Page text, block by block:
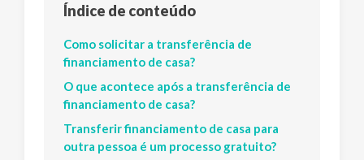
Índice de conteúdo
Como solicitar a transferência de
financiamento de casa?
O que acontece após a transferência de
financiamento de casa?
Transferir financiamento de casa para
outra pessoa é um processo gratuito?